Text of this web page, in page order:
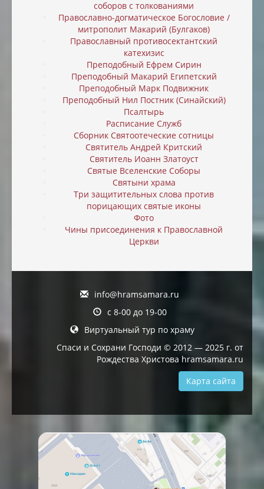
соборов с толкованиями
Православно-догматическое Богословие /
митрополит Макарий (Булгаков)
Православный противосектантский
катехизис
Преподобный Ефрем Сирин
Преподобный Макарий Египетский
Преподобный Марк Подвижник
Преподобный Нил Постник (Синайский)
Псалтырь
Расписание Служб
Сборник Святоотеческие сотницы
Святитель Андрей Критский
Святитель Иоанн Златоуст
Святые Вселенские Соборы
Святыни храма
Три защитительных слова против
порицающих святые иконы
Фото
Чины присоединения к Православной
Церкви
info@hramsamara.ru
с 8-00 до 19-00
Виртуальный тур по храму
Спаси и Сохрани Господи © 2012 — 2025 г. от
Рождества Христова hramsamara.ru
Карта сайта